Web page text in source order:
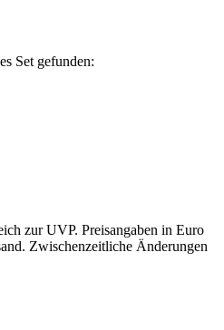
Set gefunden:
zur UVP. Preisangaben in Euro
Zwischenzeitliche Änderungen